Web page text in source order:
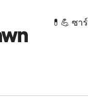
💊💪 ซา